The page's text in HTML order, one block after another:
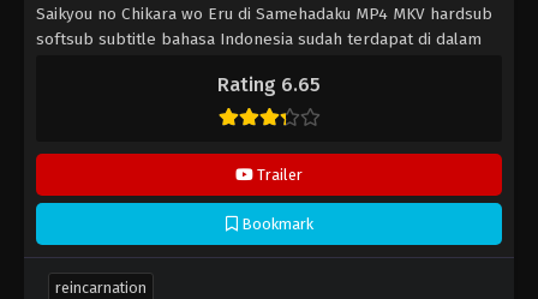
Rating 6.65
Trailer
Bookmark
Saikyou no Chikara wo Eru di Samehadaku MP4 MKV hardsub
softsub subtitle bahasa Indonesia sudah terdapat di dalam
reincarnation